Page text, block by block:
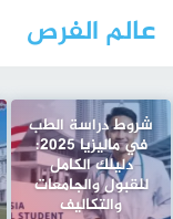
عالم الفرص
شروط دراسة الطب
في ماليزيا 2025:
دليلك الكامل
للقبول والجامعات
والتكاليف